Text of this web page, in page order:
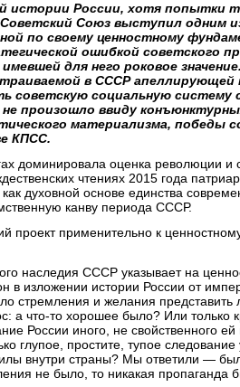
истории России, хотя попытки
Союз выступил одним
по своему ценностному
ошибкой советского
для него роковое
в СССР апеллирующей
советскую социальную систему
произошло ввиду
материализма, победы
КПСС.
доминировала оценка революции и
чтениях 2015 года
духовной основе единства
канву периода СССР.
проект применительно к
наследия СССР указывает на
в изложении истории России от
стремления и желания представить
а что-то хорошее было? Или только
России иного, не свойственного
глупое, простите, тупое
внутри страны? Мы ответили —
не было, то никакая пропаганда